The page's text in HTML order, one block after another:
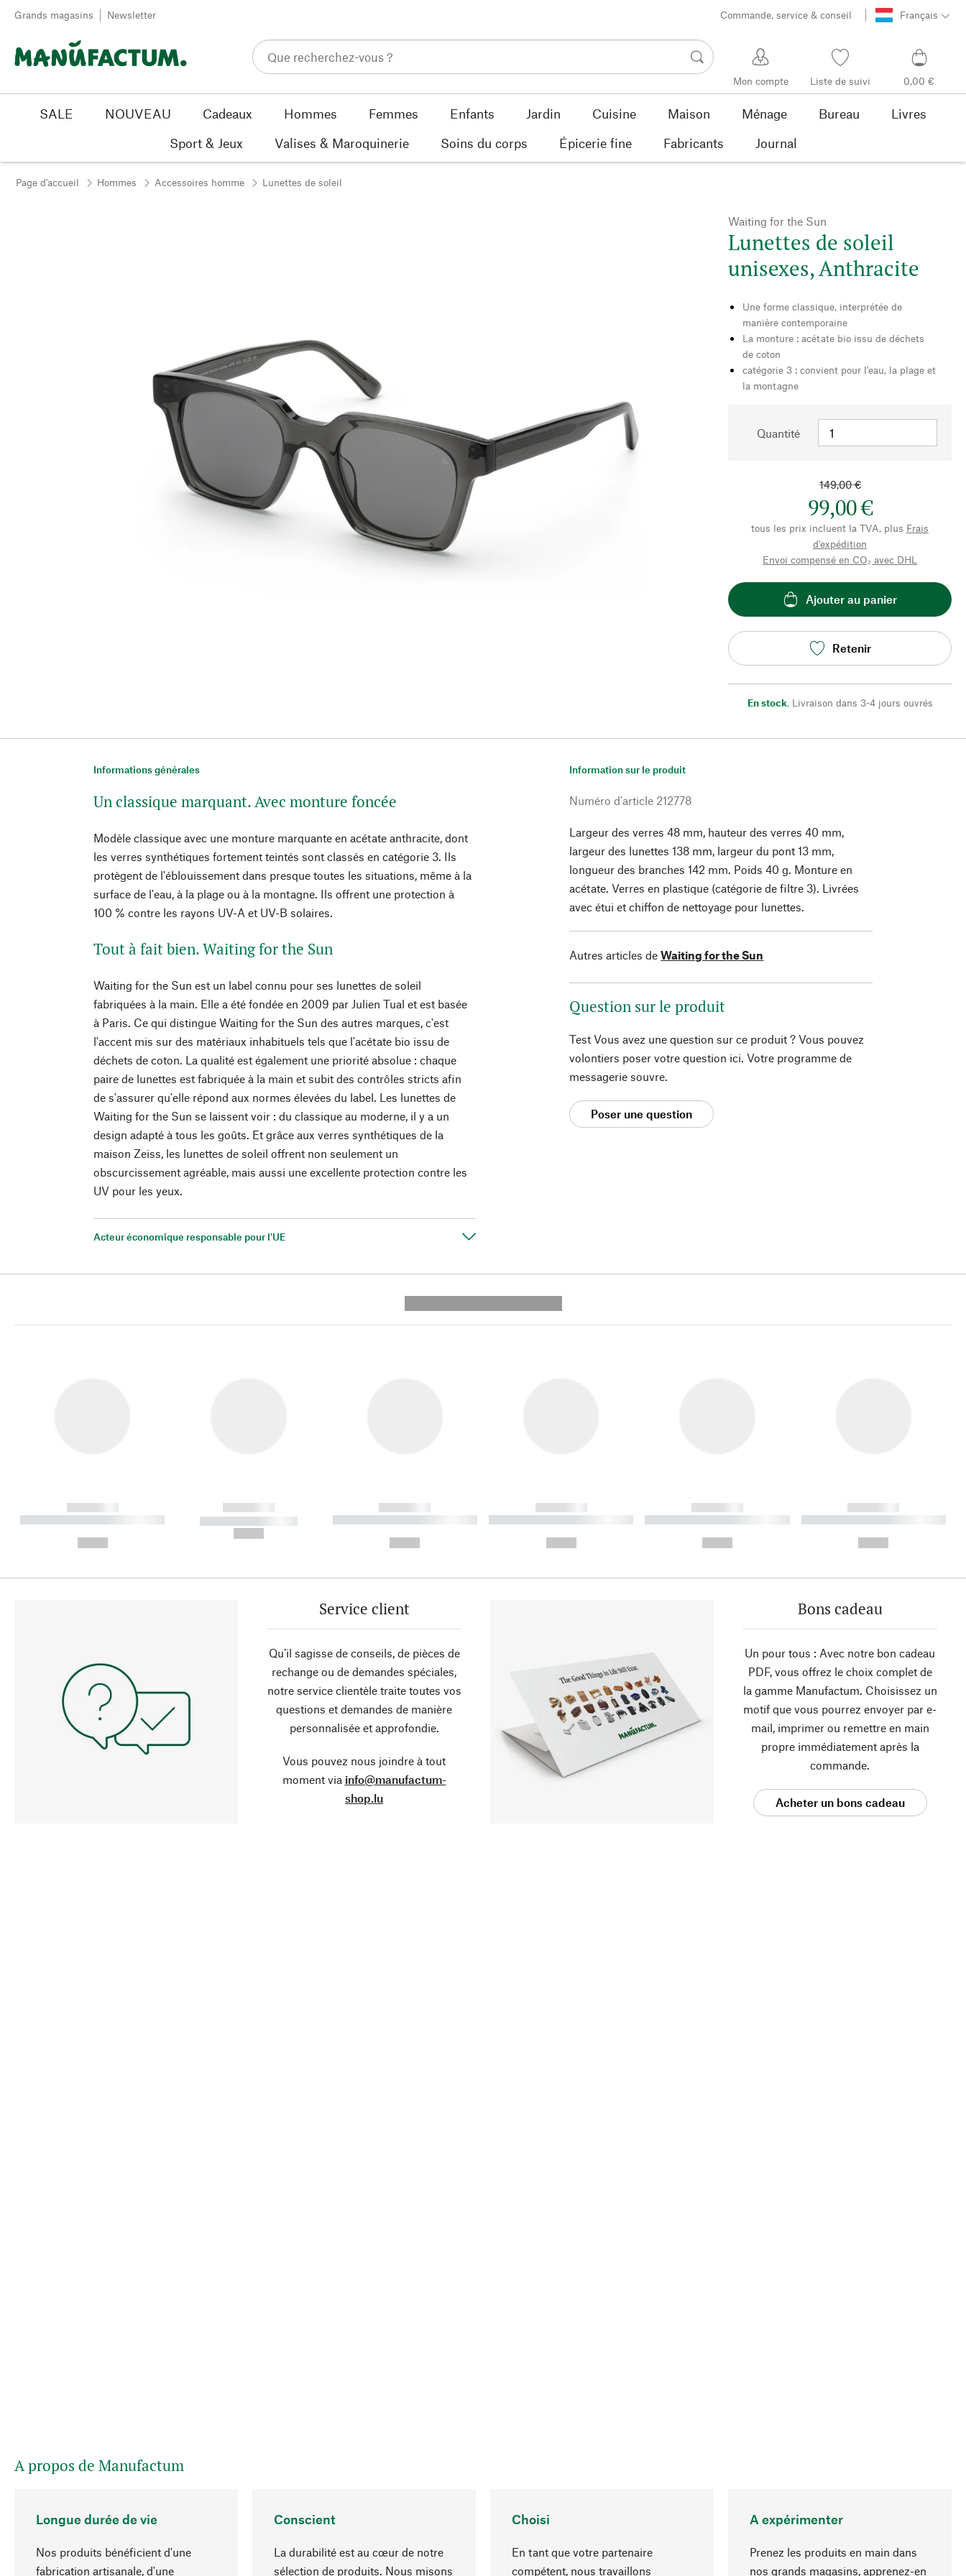
Passer au contenu
Grands magasins Newsletter Commande, service & conseil Français
Mon compte Liste de suivi 0,00 €
SALE NOUVEAU Cadeaux Hommes Femmes Enfants Jardin Cuisine Maison Ménage Bureau
Livres
Sport & Jeux
Valises & Maroquinerie Soins du corps Épicerie fine Fabricants Journal
Page d'accueil Hommes Accessoires homme Lunettes de soleil
Waiting for the Sun
Lunettes de soleil
unisexes, Anthracite
Une forme classique, interprétée de
manière contemporaine
La monture : acétate bio issu de déchets
de coton
catégorie 3 : convient pour l'eau, la plage et
la montagne
Quantité
149,00 €
99,00 €
tous les prix incluent la TVA, plus Frais
d'expédition
Envoi compensé en CO₂ avec DHL
Ajouter au panier
Retenir
En stock, Livraison dans 3-4 jours ouvrés
Informations générales
Un classique marquant. Avec monture foncée
Modèle classique avec une monture marquante en acétate anthracite, dont
les verres synthétiques fortement teintés sont classés en catégorie 3. Ils
protègent de l'éblouissement dans presque toutes les situations, même à la
surface de l'eau, à la plage ou à la montagne. Ils offrent une protection à
100 % contre les rayons UV-A et UV-B solaires.
Tout à fait bien. Waiting for the Sun
Waiting for the Sun est un label connu pour ses lunettes de soleil
fabriquées à la main. Elle a été fondée en 2009 par Julien Tual et est basée
à Paris. Ce qui distingue Waiting for the Sun des autres marques, c'est
l'accent mis sur des matériaux inhabituels tels que l'acétate bio issu de
déchets de coton. La qualité est également une priorité absolue : chaque
paire de lunettes est fabriquée à la main et subit des contrôles stricts afin
de s'assurer qu'elle répond aux normes élevées du label. Les lunettes de
Waiting for the Sun se laissent voir : du classique au moderne, il y a un
design adapté à tous les goûts. Et grâce aux verres synthétiques de la
maison Zeiss, les lunettes de soleil offrent non seulement un
obscurcissement agréable, mais aussi une excellente protection contre les
UV pour les yeux.
Acteur économique responsable pour l'UE
Information sur le produit
Numéro d'article 212778
Largeur des verres 48 mm, hauteur des verres 40 mm,
largeur des lunettes 138 mm, largeur du pont 13 mm,
longueur des branches 142 mm. Poids 40 g. Monture en
acétate. Verres en plastique (catégorie de filtre 3). Livrées
avec étui et chiffon de nettoyage pour lunettes.
Autres articles de Waiting for the Sun
Question sur le produit
Test Vous avez une question sur ce produit ? Vous pouvez
volontiers poser votre question ici. Votre programme de
messagerie souvre.
Poser une question
------------
----------- ----------- ----------
------------
----------- -----------
------------
----------- ----------- ----------
------------
----------- ----------- ----------
------------
----------- ----------- ----------
------------
----------- ----------- ----------
Service client
Qu’il sagisse de conseils, de pièces de
rechange ou de demandes spéciales,
notre service clientèle traite toutes vos
questions et demandes de manière
personnalisée et approfondie.
Vous pouvez nous joindre à tout
moment via info@manufactum-
shop.lu
Bons cadeau
Un pour tous : Avec notre bon cadeau
PDF, vous offrez le choix complet de
la gamme Manufactum. Choisissez un
motif que vous pourrez envoyer par e-
mail, imprimer ou remettre en main
propre immédiatement après la
commande.
Acheter un bons cadeau
A propos de Manufactum
Longue durée de vie
Nos produits bénéficient d'une
fabrication artisanale, d'une
Conscient
La durabilité est au cœur de notre
sélection de produits. Nous misons
Choisi
En tant que votre partenaire
compétent, nous travaillons
A expérimenter
Prenez les produits en main dans
nos grands magasins, apprenez-en